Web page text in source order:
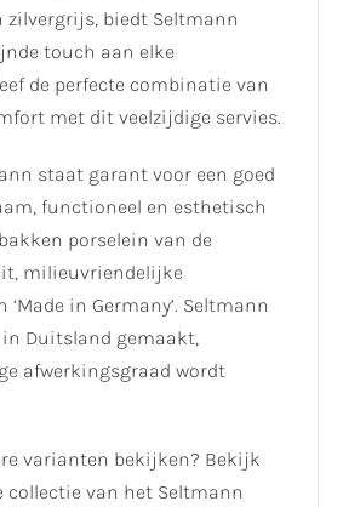
zilvergrijs, biedt Seltmann
touch aan elke
de perfecte combinatie van
met dit veelzijdige servies.
staat garant voor een goed
functioneel en esthetisch
porselein van de
milieuvriendelijke
‘Made in Germany’. Seltmann
Duitsland gemaakt,
afwerkingsgraad wordt
varianten bekijken? Bekijk
collectie van het Seltmann